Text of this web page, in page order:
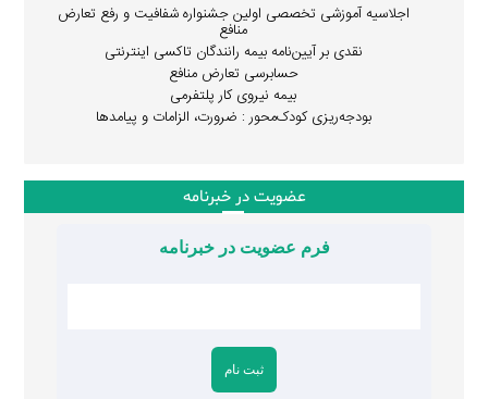
اجلاسیه آموزشی تخصصی اولین جشنواره شفافیت و رفع تعارض
منافع
نقدی بر آیین‌نامه بیمه رانندگان تاکسی اینترنتی
حسابرسی تعارض منافع
بیمه نیروی کار پلتفرمی
بودجه‌ریزی کودک‌محور : ضرورت، الزامات و پیامدها
عضویت در خبرنامه
فرم عضویت در خبرنامه